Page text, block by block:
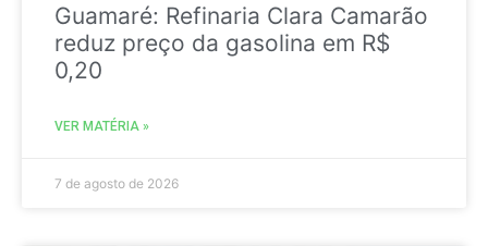
Guamaré: Refinaria Clara Camarão
reduz preço da gasolina em R$
0,20
VER MATÉRIA »
7 de agosto de 2026